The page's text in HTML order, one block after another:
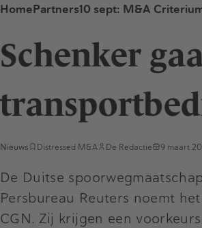
HomePartners10 sept: M&A
Schenker
Nieuws Distressed M&A De Redactie 9 maart
De Duitse
Persbureau Reuters noemt
CGN. Zij krijgen een